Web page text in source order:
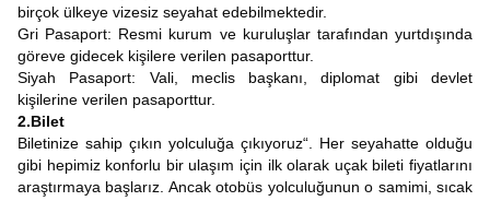
birçok ülkeye vizesiz seyahat edebilmektedir.
Gri Pasaport: Resmi kurum ve kuruluşlar tarafından yurtdışında
göreve gidecek kişilere verilen pasaporttur.
Siyah Pasaport: Vali, meclis başkanı, diplomat gibi devlet
kişilerine verilen pasaporttur.
2.Bilet
Biletinize sahip çıkın yolculuğa çıkıyoruz“. Her seyahatte olduğu
gibi hepimiz konforlu bir ulaşım için ilk olarak uçak bileti fiyatlarını
araştırmaya başlarız. Ancak otobüs yolculuğunun o samimi, sıcak